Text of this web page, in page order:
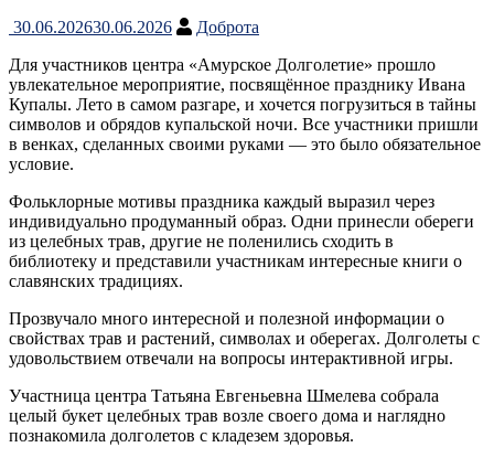
30.06.202630.06.2026
Доброта
Для участников центра «Амурское Долголетие» прошло
увлекательное мероприятие, посвящённое празднику Ивана
Купалы. Лето в самом разгаре, и хочется погрузиться в тайны
символов и обрядов купальской ночи. Все участники пришли
в венках, сделанных своими руками — это было обязательное
условие.
Фольклорные мотивы праздника каждый выразил через
индивидуально продуманный образ. Одни принесли обереги
из целебных трав, другие не поленились сходить в
библиотеку и представили участникам интересные книги о
славянских традициях.
Прозвучало много интересной и полезной информации о
свойствах трав и растений, символах и оберегах. Долголеты с
удовольствием отвечали на вопросы интерактивной игры.
Участница центра Татьяна Евгеньевна Шмелева собрала
целый букет целебных трав возле своего дома и наглядно
познакомила долголетов с кладезем здоровья.